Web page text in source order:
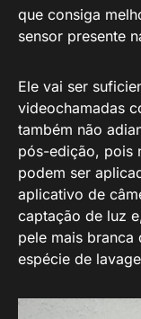
que consiga
sensor presente
Ele vai ser
videochamadas
também não
pós-edição, pois
podem ser
aplicativo de
captação de luz
pele mais branca
espécie de